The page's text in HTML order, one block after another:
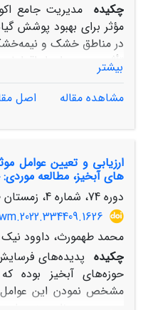
چکیده
مدیریت جامع
مؤثر برای بهبود پوشش
در مناطق خشک و
تأثیر مجموعه‌ای از
بذرپاشی،
علوفه در مراتع
۱۰۰ متری انجام گرفت.
و داده‌های مربوطه
حفاظتی مذکور، تأثیر
دارند و به طور
کاهش خاک لخت شدند.
درصد) مربوط به
بیشتر
مشاهده مقاله
اصل
ارزیابی و تعیین عوامل
های آبخیز، مطالعه موردی:
دوره 74، شماره 4، زمستان 1400، صفحه
محمد طهمورث، داوود
چکیده پدیده‌های
حوزه‌های آبخیز بوده
مشخص نمودن این عوامل